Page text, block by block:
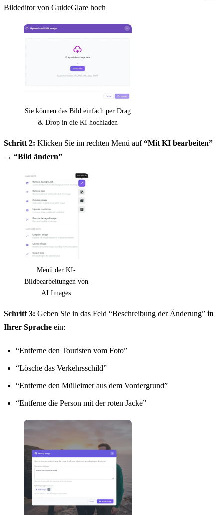
Bildeditor von GuideGlare hoch
Sie können das Bild einfach per Drag
& Drop in die KI hochladen
Schritt 2: Klicken Sie im rechten Menü auf“Mit KI bearbeiten”
→ “Bild ändern”
Menü der KI-
Bildbearbeitungen von
AI Images
Schritt 3: Geben Sie in das Feld “Beschreibung der Änderung” in
Ihrer Sprache ein:
“Entferne den Touristen vom Foto”
“Lösche das Verkehrsschild”
“Entferne den Mülleimer aus dem Vordergrund”
“Entferne die Person mit der roten Jacke”